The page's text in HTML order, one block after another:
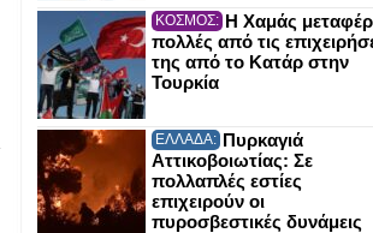
ΚΟΣΜΟΣ: Η Χαμάς
πολλές από τις
της από το Κατάρ στην
Τουρκία
ΕΛΛΑΔΑ: Πυρκαγιά
Αττικοβοιωτίας: Σε
πολλαπλές εστίες
επιχειρούν οι
πυροσβεστικές δυνάμεις